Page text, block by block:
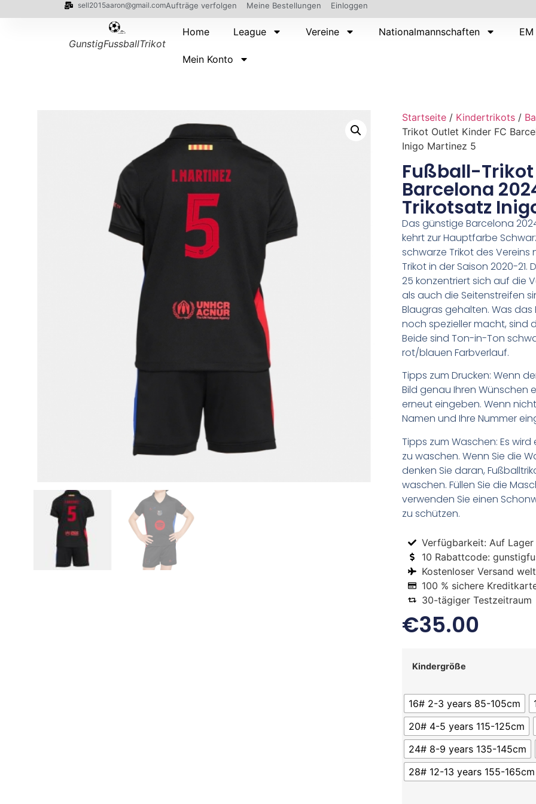
sell2015aaron@gmail.comAufträge verfolgen Meine Bestellungen Einloggen
GunstigFussballTrikot
Home League Vereine Nationalmannschaften
Mein Konto
Startseite / Kindertrikots /
Trikot Outlet Kinder FC
Inigo Martinez 5
Fußball-Trikot
Barcelona
Trikotsatz
Das günstige Barcelona
kehrt zur Hauptfarbe
schwarze Trikot des
Trikot in der Saison 2020-
25 konzentriert sich auf die
als auch die Seitenstreifen
Blaugras gehalten. Was
noch spezieller macht, sind
Beide sind Ton-in-Ton
rot/blauen Farbverlauf.
Tipps zum Drucken: Wenn
Bild genau Ihren Wünschen
erneut eingeben. Wenn
Namen und Ihre Nummer
Tipps zum Waschen: Es
zu waschen. Wenn Sie die
denken Sie daran,
waschen. Füllen Sie die
verwenden Sie einen
zu schützen.
Verfügbarkeit: Auf Lager
10 Rabattcode:
Kostenloser Versand
100 % sichere
30-tägiger Testzeitraum
€35.00
Kindergröße
16# 2-3 years 85-105cm
20# 4-5 years 115-125cm
24# 8-9 years 135-145cm
28# 12-13 years 155-165cm